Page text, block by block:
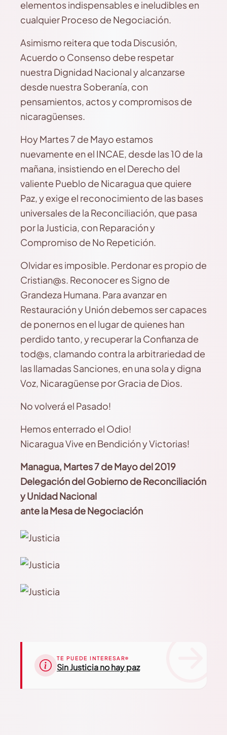
elementos indispensables e ineludibles en
cualquier Proceso de Negociación.
Asimismo reitera que toda Discusión,
Acuerdo o Consenso debe respetar
nuestra Dignidad Nacional y alcanzarse
desde nuestra Soberanía, con
pensamientos, actos y compromisos de
nicaragüenses.
Hoy Martes 7 de Mayo estamos
nuevamente en el INCAE, desde las 10 de la
mañana, insistiendo en el Derecho del
valiente Pueblo de Nicaragua que quiere
Paz, y exige el reconocimiento de las bases
universales de la Reconciliación, que pasa
por la Justicia, con Reparación y
Compromiso de No Repetición.
Olvidar es imposible. Perdonar es propio de
Cristian@s. Reconocer es Signo de
Grandeza Humana. Para avanzar en
Restauración y Unión debemos ser capaces
de ponernos en el lugar de quienes han
perdido tanto, y recuperar la Confianza de
tod@s, clamando contra la arbitrariedad de
las llamadas Sanciones, en una sola y digna
Voz, Nicaragüense por Gracia de Dios.
No volverá el Pasado!
Hemos enterrado el Odio!
Nicaragua Vive en Bendición y Victorias!
Managua, Martes 7 de Mayo del 2019
Delegación del Gobierno de Reconciliación
y Unidad Nacional
ante la Mesa de Negociación
TE PUEDE INTERESAR
Sin Justicia no hay paz